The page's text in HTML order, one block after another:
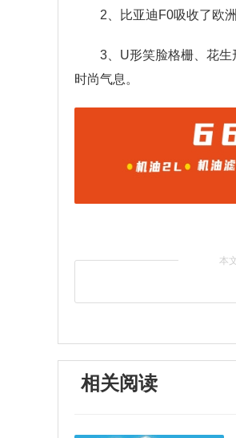
2、比亚迪F0吸收了欧
3、U形笑脸格栅、花
时尚气息。
本
相关阅读